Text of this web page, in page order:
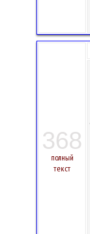
368
полный
текст